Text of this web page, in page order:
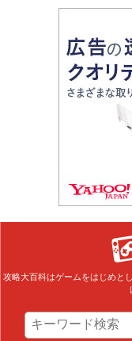
攻略大百科はゲームをはじめと